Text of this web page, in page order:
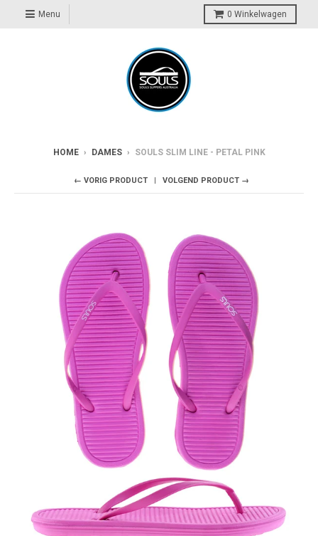
Menu 0 Winkelwagen
HOME › DAMES › SOULS SLIM LINE - PETAL PINK
← VORIG PRODUCT VOLGEND PRODUCT →